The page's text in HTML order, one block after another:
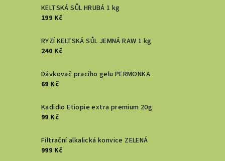
KELTSKÁ SŮL HRUBÁ 1 kg
199 Kč
RYZÍ KELTSKÁ SŮL JEMNÁ RAW 1 kg
240 Kč
Dávkovač pracího gelu PERMONKA
69 Kč
Kadidlo Etiopie extra premium 20g
99 Kč
Filtrační alkalická konvice ZELENÁ
999 Kč